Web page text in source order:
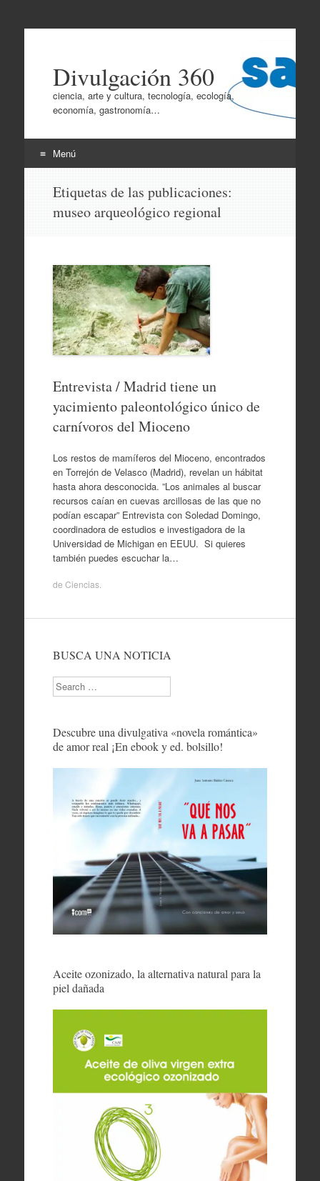
Divulgación 360
ciencia, arte y cultura, tecnología, ecología,
economía, gastronomía…
Menú
contenido
Etiquetas de las publicaciones:
museo arqueológico regional
Entrevista / Madrid tiene un
yacimiento paleontológico único de
carnívoros del Mioceno
Los restos de mamíferos del Mioceno, encontrados
en Torrejón de Velasco (Madrid), revelan un hábitat
hasta ahora desconocida. ”Los animales al buscar
recursos caían en cuevas arcillosas de las que no
podían escapar” Entrevista con Soledad Domingo,
coordinadora de estudios e investigadora de la
Universidad de Michigan en EEUU. Si quieres
también puedes escuchar la…
de Ciencias.
BUSCA UNA NOTICIA
Search
Descubre una divulgativa «novela romántica»
de amor real ¡En ebook y ed. bolsillo!
Aceite ozonizado, la alternativa natural para la
piel dañada